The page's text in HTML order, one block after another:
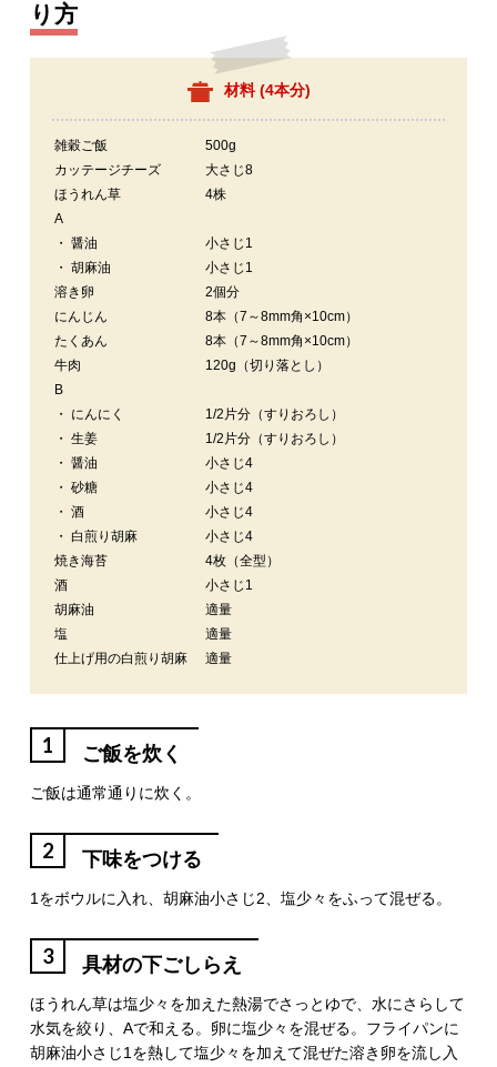
り方
材料 (4本分)
雑穀ご飯
500g
カッテージチーズ
大さじ8
ほうれん草
4株
A
・ 醤油
小さじ1
・ 胡麻油
小さじ1
溶き卵
2個分
にんじん
8本（7～8mm角×10cm）
たくあん
8本（7～8mm角×10cm）
牛肉
120g（切り落とし）
B
・ にんにく
1/2片分（すりおろし）
・ 生姜
1/2片分（すりおろし）
・ 醤油
小さじ4
・ 砂糖
小さじ4
・ 酒
小さじ4
・ 白煎り胡麻
小さじ4
焼き海苔
4枚（全型）
酒
小さじ1
胡麻油
適量
塩
適量
仕上げ用の白煎り胡麻
適量
1 ご飯を炊く
ご飯は通常通りに炊く。
2 下味をつける
1をボウルに入れ、胡麻油小さじ2、塩少々をふって混ぜる。
3 具材の下ごしらえ
ほうれん草は塩少々を加えた熱湯でさっとゆで、水にさらして
水気を絞り、Aで和える。卵に塩少々を混ぜる。フライパンに
胡麻油小さじ1を熱して塩少々を加えて混ぜた溶き卵を流し入